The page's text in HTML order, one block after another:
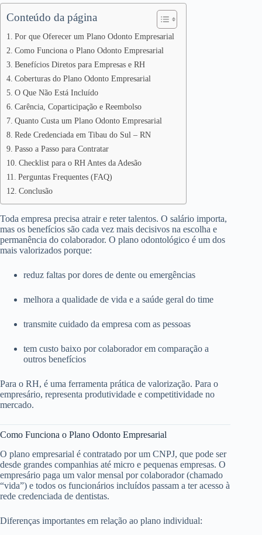
Conteúdo da página
Por que Oferecer um Plano Odonto Empresarial
Como Funciona o Plano Odonto Empresarial
Benefícios Diretos para Empresas e RH
Coberturas do Plano Odonto Empresarial
O Que Não Está Incluído
Carência, Coparticipação e Reembolso
Quanto Custa um Plano Odonto Empresarial
Rede Credenciada em Tibau do Sul – RN
Passo a Passo para Contratar
Checklist para o RH Antes da Adesão
Perguntas Frequentes (FAQ)
Conclusão
Toda empresa precisa atrair e reter talentos. O salário importa,
mas os benefícios são cada vez mais decisivos na escolha e
permanência do colaborador. O plano odontológico é um dos
mais valorizados porque:
reduz faltas por dores de dente ou emergências
melhora a qualidade de vida e a saúde geral do time
transmite cuidado da empresa com as pessoas
tem custo baixo por colaborador em comparação a
outros benefícios
Para o RH, é uma ferramenta prática de valorização. Para o
empresário, representa produtividade e competitividade no
mercado.
Como Funciona o Plano Odonto Empresarial
O plano empresarial é contratado por um CNPJ, que pode ser
desde grandes companhias até micro e pequenas empresas. O
empresário paga um valor mensal por colaborador (chamado
“vida”) e todos os funcionários incluídos passam a ter acesso à
rede credenciada de dentistas.
Diferenças importantes em relação ao plano individual: